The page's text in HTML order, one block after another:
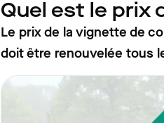
Quel est le prix
Le prix de la vignette de
doit être renouvelée tous